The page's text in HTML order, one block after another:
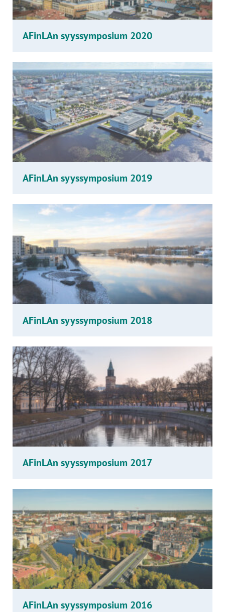
AFinLAn syyssymposium 2020
AFinLAn syyssymposium 2019
AFinLAn syyssymposium 2018
AFinLAn syyssymposium 2017
AFinLAn syyssymposium 2016